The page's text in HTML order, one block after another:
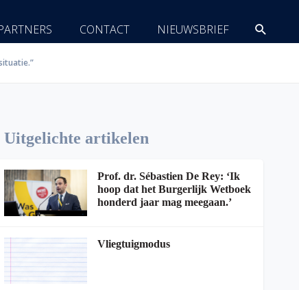
CONTACT NIEUWSBRIEF
Uitgelichte artikelen
Prof. dr. Sébastien De Rey: ‘Ik
hoop dat het Burgerlijk Wetboek
honderd jaar mag meegaan.’
Vliegtuigmodus